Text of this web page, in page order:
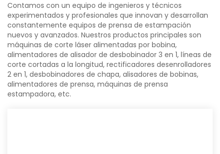
Contamos con un equipo de ingenieros y técnicos
experimentados y profesionales que innovan y desarrollan
constantemente equipos de prensa de estampación
nuevos y avanzados. Nuestros productos principales son
máquinas de corte láser alimentadas por bobina,
alimentadores de alisador de desbobinador 3 en 1, líneas de
corte cortadas a la longitud, rectificadores desenrolladores
2 en 1, desbobinadores de chapa, alisadores de bobinas,
alimentadores de prensa, máquinas de prensa
estampadora, etc.